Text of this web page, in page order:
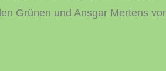
Grünen und Ansgar Mertens